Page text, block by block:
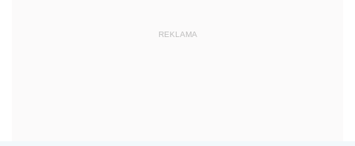
1959REKLAMA